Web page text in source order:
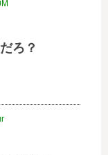
ろ？